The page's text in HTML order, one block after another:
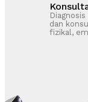
dan
fizikal,